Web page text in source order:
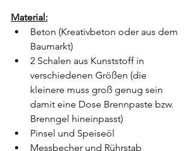
Material:
Beton (Kreativbeton oder aus dem
Baumarkt)
2 Schalen aus Kunststoff in
verschiedenen Größen (die
kleinere muss groß genug sein
damit eine Dose Brennpaste bzw.
Brenngel hineinpasst)
Pinsel und Speiseöl
Messbecher und Rührstab